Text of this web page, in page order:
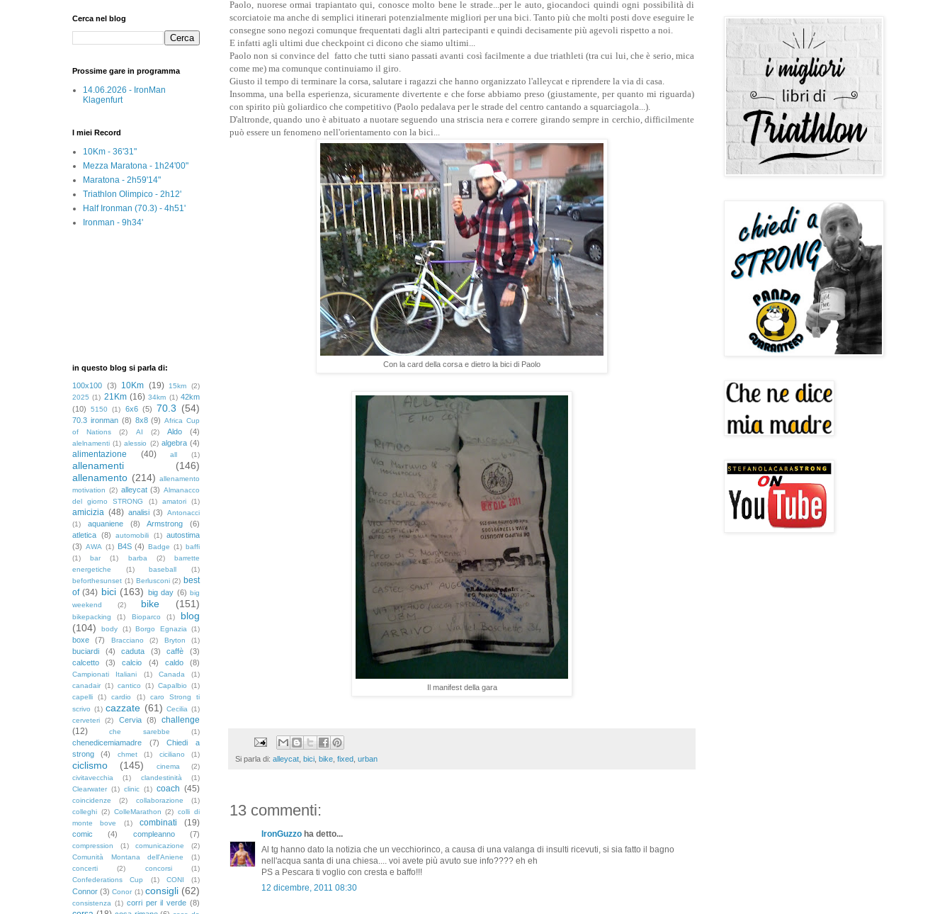
Paolo, nuorese ormai trapiantato qui, conosce molto bene le strade...per le auto, giocandoci quindi ogni possibilità di
scorciatoie ma anche di semplici itinerari potenzialmente migliori per una bici. Tanto più che molti posti dove eseguire le
consegne sono negozi comunque frequentati dagli altri partecipanti e quindi decisamente più agevoli rispetto a noi.
E infatti agli ultimi due checkpoint ci dicono che siamo ultimi...
Paolo non si convince del fatto che tutti siano passati avanti così facilmente a due triathleti (tra cui lui, che è serio, mica
come me) ma comunque continuiamo il giro.
Giusto il tempo di terminare la corsa, salutare i ragazzi che hanno organizzato l'alleycat e riprendere la via di casa.
Insomma, una bella esperienza, sicuramente divertente e che forse abbiamo preso (giustamente, per quanto mi riguarda)
con spirito più goliardico che competitivo (Paolo pedalava per le strade del centro cantando a squarciagola...).
D'altronde, quando uno è abituato a nuotare seguendo una striscia nera e correre girando sempre in cerchio, difficilmente
può essere un fenomeno nell'orientamento con la bici...
Con la card della corsa e dietro la bici di Paolo
Il manifest della gara
Si parla di: alleycat bici bike fixed urban
13 commenti:
IronGuzzo ha detto...
Al tg hanno dato la notizia che un vecchiorinco, a causa di una valanga di insulti ricevuti, si sia fatto il bagno
nell'acqua santa di una chiesa.... voi avete più avuto sue info???? eh eh
PS a Pescara ti voglio con cresta e baffo!!!
12 dicembre, 2011 08:30
Cerca nel blog
Prossime gare in programma
14.06.2026 - IronMan
Klagenfurt
I miei Record
10Km - 36'31"
Mezza Maratona - 1h24'00"
Maratona - 2h59'14"
Triathlon Olimpico - 2h12'
Half Ironman (70.3) - 4h51'
Ironman - 9h34'
in questo blog si parla di:
100x100 (3) 10Km (19) 15km
(2)
2025 (1) 21Km (16) 34km (1) 42km
(10)
5150 (1) 6x6 (5) 70.3 (54)
70.3 ironman (8) 8x8 (9) Africa Cup
of Nations
(2) AI (2) Aldo (4)
alelnamenti (1) alessio (2) algebra (4)
alimentazione (40) all (1)
allenamenti
(146)
allenamento (214) allenamento
motivation (2) alleycat (3) Almanacco
del giorno STRONG
(1) amatori (1)
amicizia (48) analisi (3)
Antonacci
(1)
aquaniene (8) Armstrong
(6)
atletica (8) automobili (1) autostima
(3) AWA (1) B4S (4) Badge (1) baffi
(1)
bar (1) barba (2)
barrette
energetiche
(1) baseball
(1)
beforthesunset (1) Berlusconi (2) best
of (34) bici (163) big day (6) big
weekend
(2) bike (151)
bikepacking (1) Bioparco (1)
blog
(104)
body (1) Borgo Egnazia (1)
boxe (7) Bracciano (2) Bryton (1)
buciardi (4) caduta (3) caffè
(3)
calcetto
(3) calcio (4) caldo (8)
Campionati Italiani (1) Canada
(1)
canadair (1) cantico (1) Capalbio
(1)
capelli
(1) cardio (1)
caro Strong ti
scrivo (1) cazzate (61) Cecilia (1)
cerveteri
(2) Cervia (8)
challenge
(12)
che sarebbe (1)
chenedicemiamadre (7)
Chiedi a
strong
(4) chmet (1) ciciliano (1)
ciclismo (145) cinema
(2)
civitavecchia
(1) clandestinità
(1)
Clearwater (1) clinic (1) coach (45)
coincidenze (2) collaborazione
(1)
colleghi (2) ColleMarathon (2) colli di
monte bove
(1) combinati (19)
comic (4) compleanno (7)
compression (1) comunicazione
(2)
Comunità Montana dell'Aniene
(1)
concerti
(2) concorsi
(1)
Confederations Cup
(1) CONI (1)
Connor (3) Conor (1) consigli (62)
consistenza (1) corri per il verde (8)